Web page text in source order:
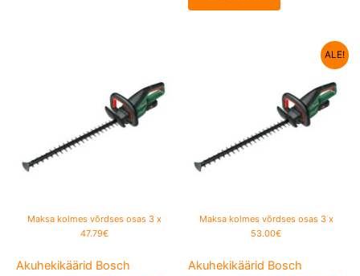
Maksa kolmes võrdses osas 3 x
47.79€
Akuhekikäärid Bosch
ALE!
Maksa kolmes võrdses osas 3 x
53.00€
Akuhekikäärid Bosch
159,00 €.